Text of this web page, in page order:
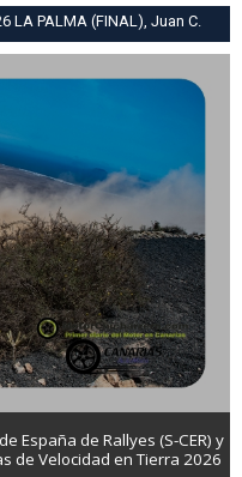
LA PALMA (FINAL), Juan C.
suya la victoria en la 47 Subida
España de Rallyes (S-CER) y
de Velocidad en Tierra 2026